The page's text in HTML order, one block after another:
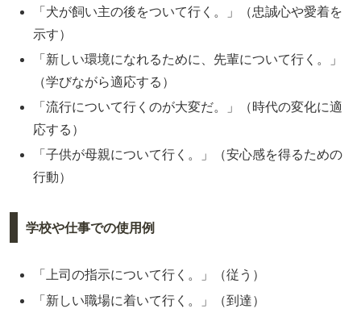
「犬が飼い主の後をついて行く。」（忠誠心や愛着を
示す）
「新しい環境になれるために、先輩について行く。」
（学びながら適応する）
「流行について行くのが大変だ。」（時代の変化に適
応する）
「子供が母親について行く。」（安心感を得るための
行動）
学校や仕事での使用例
「上司の指示について行く。」（従う）
「新しい職場に着いて行く。」（到達）